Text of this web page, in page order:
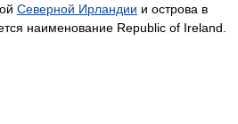
Северной Ирландии и острова в
наименование Republic of Ireland.